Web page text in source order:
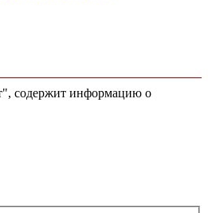
содержит информацию о